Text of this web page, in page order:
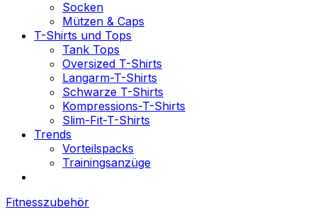
Socken
Mützen & Caps
T-Shirts und Tops
Tank Tops
Oversized T-Shirts
Langarm-T-Shirts
Schwarze T-Shirts
Kompressions-T-Shirts
Slim-Fit-T-Shirts
Trends
Vorteilspacks
Trainingsanzüge
Fitnesszubehör